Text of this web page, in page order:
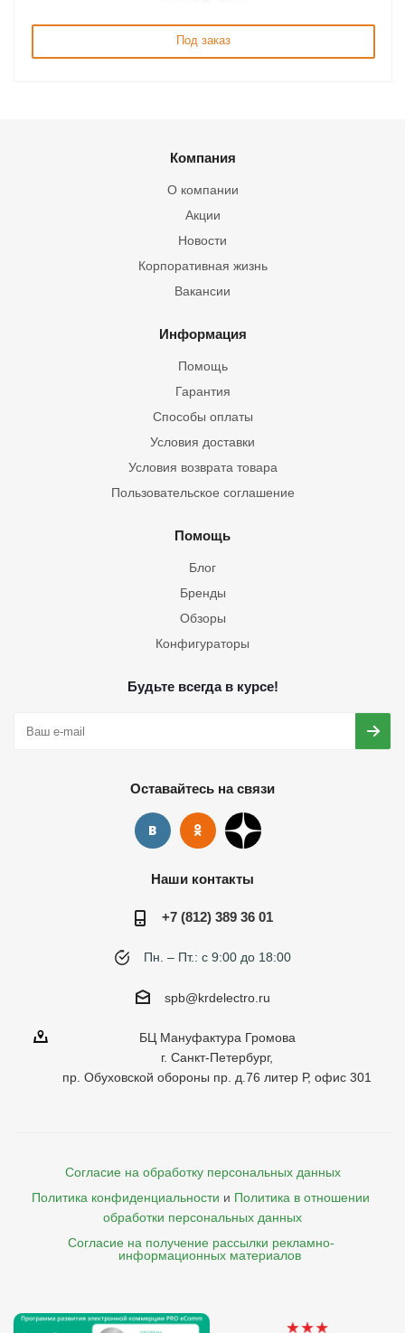
Под заказ
Компания
О компании
Акции
Новости
Корпоративная жизнь
Вакансии
Информация
Помощь
Гарантия
Способы оплаты
Условия доставки
Условия возврата товара
Пользовательское соглашение
Помощь
Блог
Бренды
Обзоры
Конфигураторы
Будьте всегда в курсе!
Оставайтесь на связи
Наши контакты
+7 (812) 389 36 01
Пн. – Пт.: с 9:00 до 18:00
spb@krdelectro.ru
БЦ Мануфактура Громова
г. Санкт-Петербург,
пр. Обуховской обороны пр. д.76 литер Р, офис 301
Согласие на обработку персональных данных
Политика конфиденциальности и Политика в отношении
обработки персональных данных
Согласие на получение рассылки рекламно-
    информационных материалов